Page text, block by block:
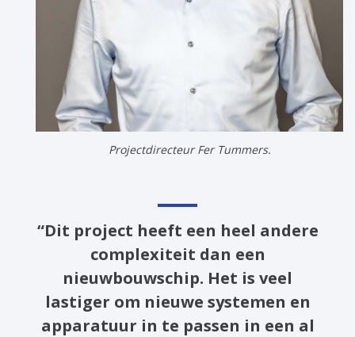
Projectdirecteur Fer Tummers.
“Dit project heeft een heel andere
complexiteit dan een
nieuwbouwschip. Het is veel
lastiger om nieuwe systemen en
apparatuur in te passen in een al